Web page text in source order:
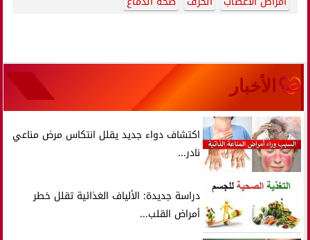
الأخبار
اكتشاف دواء جديد يقلل انتكاس مرض مناعي
نادر...
دراسة جديدة: الألياف الغذائية تقلل خطر
أمراض القلب...